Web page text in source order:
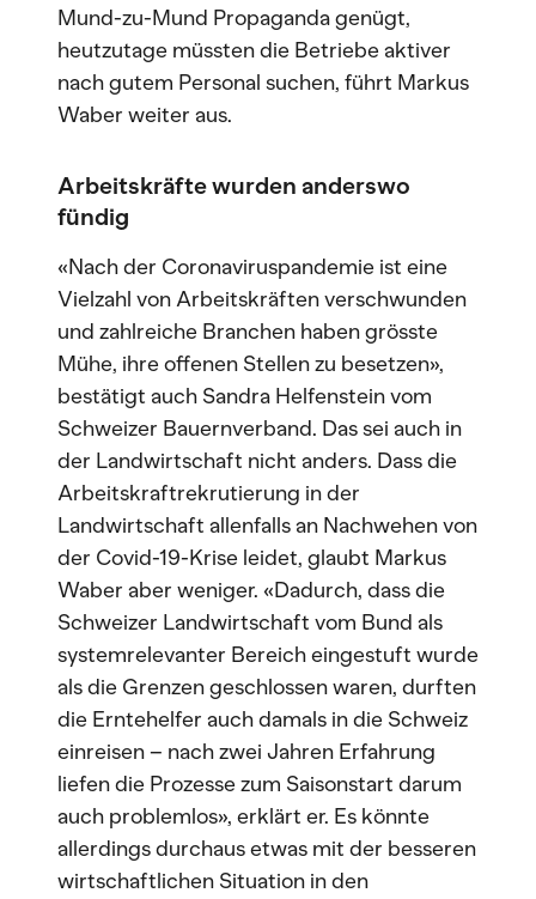
Mund-zu-Mund Propaganda genügt,
heutzutage müssten die Betriebe aktiver
nach gutem Personal suchen, führt Markus
Waber weiter aus.
Arbeitskräfte wurden anderswo
fündig
«Nach der Coronaviruspandemie ist eine
Vielzahl von Arbeitskräften verschwunden
und zahlreiche Branchen haben grösste
Mühe, ihre offenen Stellen zu besetzen»,
bestätigt auch Sandra Helfenstein vom
Schweizer Bauernverband. Das sei auch in
der Landwirtschaft nicht anders. Dass die
Arbeitskraftrekrutierung in der
Landwirtschaft allenfalls an Nachwehen von
der Covid-19-Krise leidet, glaubt Markus
Waber aber weniger. «Dadurch, dass die
Schweizer Landwirtschaft vom Bund als
systemrelevanter Bereich eingestuft wurde
als die Grenzen geschlossen waren, durften
die Erntehelfer auch damals in die Schweiz
einreisen – nach zwei Jahren Erfahrung
liefen die Prozesse zum Saisonstart darum
auch problemlos», erklärt er. Es könnte
allerdings durchaus etwas mit der besseren
wirtschaftlichen Situation in den